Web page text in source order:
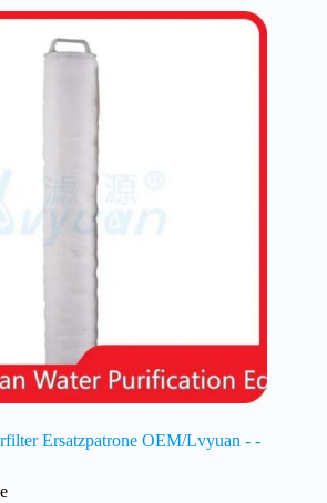
Ersatzpatrone OEM/Lvyuan - -